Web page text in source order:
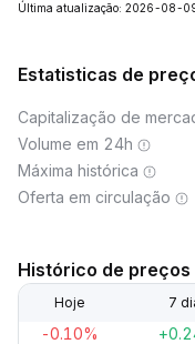
Última atualização: 2026-08-
Estatisticas de
Capitalização de
Volume em 24h
Máxima histórica
Oferta em circulação
Histórico de preços
Hoje 7
-0.10%